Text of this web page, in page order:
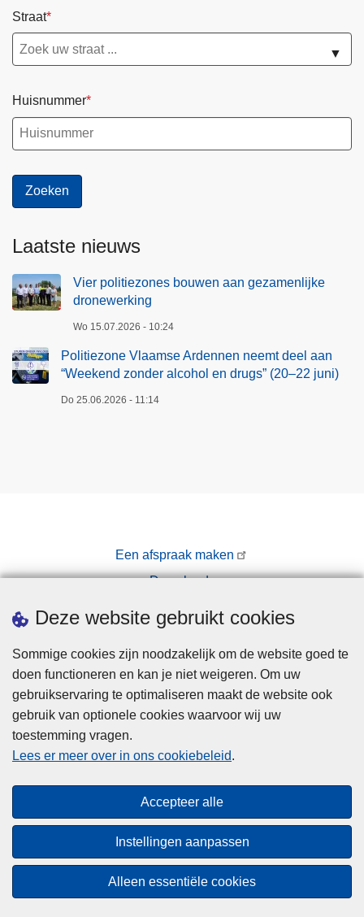
Deze website gebruikt cookies
Sommige cookies zijn noodzakelijk om de website goed te
doen functioneren en kan je niet weigeren. Om uw
gebruikservaring te optimaliseren maakt de website ook
gebruik van optionele cookies waarvoor wij uw
toestemming vragen.
Lees er meer over in ons cookiebeleid.
Accepteer alle
Instellingen aanpassen
Alleen essentiële cookies
Straat
▼
Huisnummer
Laatste nieuws
Vier politiezones bouwen aan gezamenlijke
dronewerking
Wo 15.07.2026 - 10:24
Politiezone Vlaamse Ardennen neemt deel aan
“Weekend zonder alcohol en drugs” (20–22 juni)
Do 25.06.2026 - 11:14
Een afspraak maken
Downloads
Privacy
Cookies
Toegankelijkheid
© 2026 Politie.be